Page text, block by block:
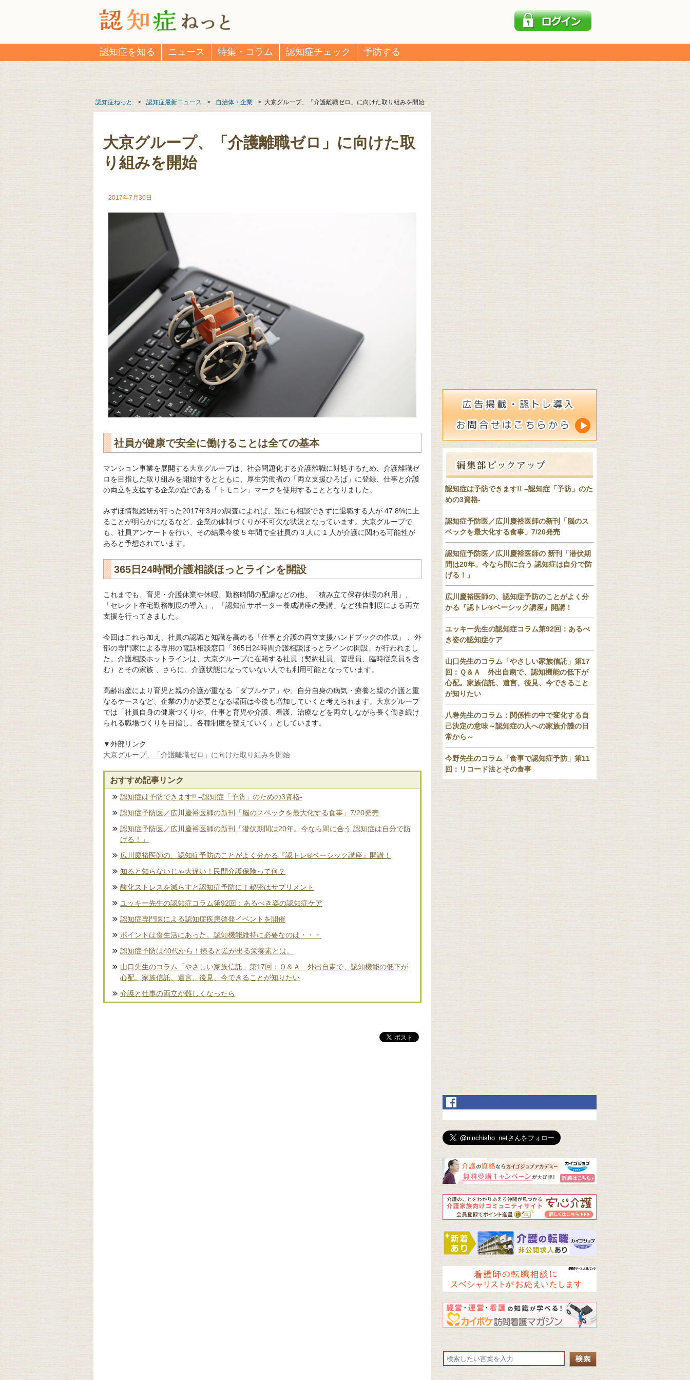
認知症を知る ニュース 特集・コラム 認知症チェック 予防する
認知症ねっと > 認知症最新ニュース > 自治体・企業 > 大京グループ、「介護離職ゼロ」に向けた取り組みを開始
大京グループ、「介護離職ゼロ」に向けた取
り組みを開始
2017年7月30日
社員が健康で安全に働けることは全ての基本
マンション事業を展開する大京グループは、社会問題化する介護離職に対処するため、介護離職ゼ
ロを目指した取り組みを開始するとともに、厚生労働省の「両立支援ひろば」に登録、仕事と介護
の両立を支援する企業の証である「トモニン」マークを使用することとなりました。
みずほ情報総研が行った2017年3月の調査によれば、誰にも相談できずに退職する人が 47.8%に上
ることが明らかになるなど、企業の体制づくりが不可欠な状況となっています。大京グループで
も、社員アンケートを行い、その結果今後 5 年間で全社員の 3 人に 1 人が介護に関わる可能性が
あると予想されています。
365日24時間介護相談ほっとラインを開設
これまでも、育児・介護休業や休暇、勤務時間の配慮などの他、「積み立て保存休暇の利用」、
「セレクト在宅勤務制度の導入」、「認知症サポーター養成講座の受講」など独自制度による両立
支援を行ってきました。
今回はこれら加え、社員の認識と知識を高める「仕事と介護の両立支援ハンドブックの作成」 、外
部の専門家による専用の電話相談窓口「365日24時間介護相談ほっとラインの開設」が行われまし
た。介護相談ホットラインは、大京グループに在籍する社員（契約社員、管理員、臨時従業員を含
む）とその家族 、さらに、介護状態になっていない人でも利用可能となっています。
高齢出産により育児と親の介護が重なる「ダブルケア」や、自分自身の病気・療養と親の介護と重
なるケースなど、企業の力が必要となる場面は今後も増加していくと考えられます。大京グループ
では「社員自身の健康づくりや、仕事と育児や介護、看護、治療などを両立しながら長く働き続け
られる職場づくりを目指し、各種制度を整えていく」としています。
▼外部リンク
大京グループ、「介護離職ゼロ」に向けた取り組みを開始
おすすめ記事リンク
認知症は予防できます!! –認知症「予防」のための3資格-
認知症予防医／広川慶裕医師の新刊「脳のスペックを最大化する食事」7/20発売
認知症予防医／広川慶裕医師の新刊「潜伏期間は20年。今なら間に合う 認知症は自分で防
げる！」
広川慶裕医師の、認知症予防のことがよく分かる『認トレ®️ベーシック講座』開講！
知ると知らないじゃ大違い！民間介護保険って何？
酸化ストレスを減らすと認知症予防に！秘密はサプリメント
ユッキー先生の認知症コラム第92回：あるべき姿の認知症ケア
認知症専門医による認知症疾患啓発イベントを開催
ポイントは食生活にあった。認知機能維持に必要なのは・・・
認知症予防は40代から！摂ると差が出る栄養素とは。
山口先生のコラム「やさしい家族信託」第17回：Ｑ＆Ａ 外出自粛で、認知機能の低下が
心配。家族信託、遺言、後見、今できることが知りたい
介護と仕事の両立が難しくなったら
認知症は予防できます!! –認知症「予防」のた
めの3資格-
認知症予防医／広川慶裕医師の新刊「脳のス
ペックを最大化する食事」7/20発売
認知症予防医／広川慶裕医師の 新刊「潜伏期
間は20年。今なら間に合う 認知症は自分で防
げる！」
広川慶裕医師の、認知症予防のことがよく分
かる『認トレ®️ベーシック講座』開講！
ユッキー先生の認知症コラム第92回：あるべ
き姿の認知症ケア
山口先生のコラム「やさしい家族信託」第17
回：Ｑ＆Ａ 外出自粛で、認知機能の低下が
心配。家族信託、遺言、後見、今できること
が知りたい
八巻先生のコラム：関係性の中で変化する自
己決定の意味～認知症の人への家族介護の日
常から～
今野先生のコラム「食事で認知症予防」第11
回：リコード法とその食事